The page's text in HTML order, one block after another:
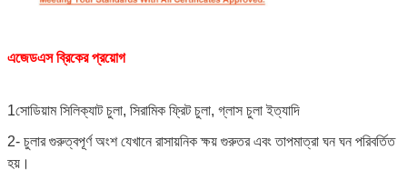
এজেডএস ব্রিকের প্রয়োগ
1সোডিয়াম সিলিক্যাট চুলা, সিরামিক ফ্রিট চুলা, গ্লাস চুলা ইত্যাদি
2- চুলার গুরুত্বপূর্ণ অংশ যেখানে রাসায়নিক ক্ষয় গুরুতর এবং তাপমাত্রা ঘন ঘন পরিবর্তিত
হয়।